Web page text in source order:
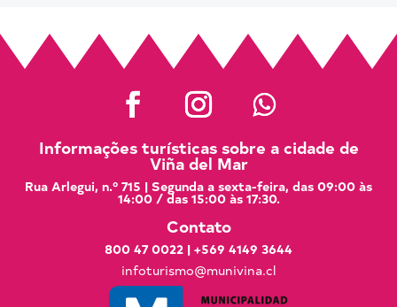
Informações turísticas sobre a cidade de
Viña del Mar
Rua Arlegui, n.º 715 | Segunda a sexta-feira, das 09:00 às
14:00 / das 15:00 às 17:30.
Contato
800 47 0022 | +569 4149 3644
infoturismo@munivina.cl